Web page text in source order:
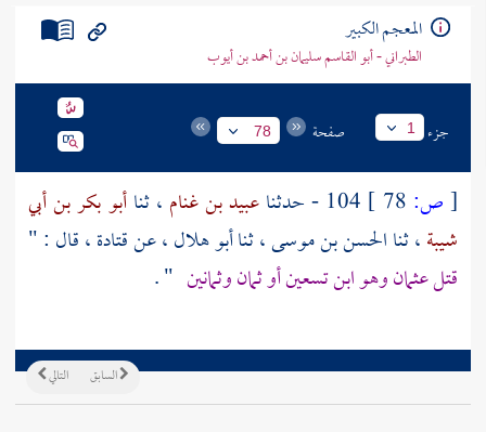
المعجم الكبير
الطبراني - أبو القاسم سليمان بن أحمد بن أيوب
جزء 1 صفحة 78
[ص: 104 - حدثنا عبيد بن غنام ، ثناأبو بكر بن أبي
شيبة، ثناالحسن بن موسى، ثناأبو هلال، عنقتادة، قال : "
قتلعثمانوهو ابن تسعين أو ثمان وثمانين " .
التالي السابق